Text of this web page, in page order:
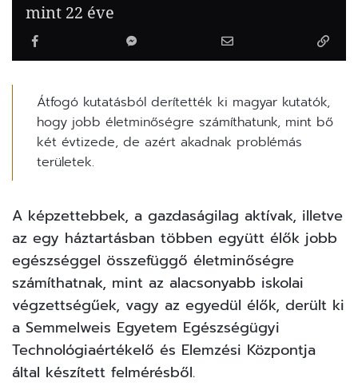
mint 22 éve
Átfogó kutatásból derítették ki magyar kutatók,
hogy jobb életminőségre számíthatunk, mint bő
két évtizede, de azért akadnak problémás
területek.
A képzettebbek, a gazdaságilag aktívak, illetve
az egy háztartásban többen együtt élők jobb
egészséggel összefüggő életminőségre
számíthatnak, mint az alacsonyabb iskolai
végzettségűek, vagy az egyedül élők, derült ki
a Semmelweis Egyetem Egészségügyi
Technológiaértékelő és Elemzési Központja
által készített felmérésből.